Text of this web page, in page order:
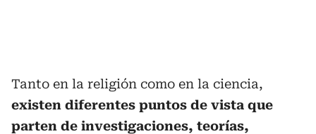
Tanto en la religión como en la ciencia,
existen diferentes puntos de vista que
parten de investigaciones, teorías,